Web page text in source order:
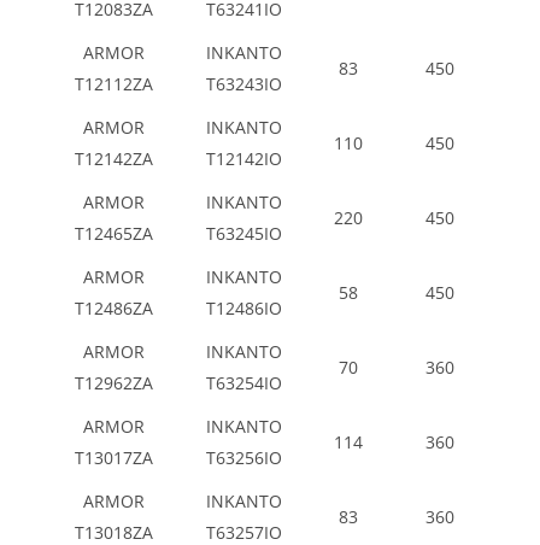
T12083ZA T63241IO
ARMOR
T12112ZA
INKANTO
T63243IO
83 450
ARMOR
T12142ZA
INKANTO
T12142IO
110 450
ARMOR
T12465ZA
INKANTO
T63245IO
220 450
ARMOR
T12486ZA
INKANTO
T12486IO
58 450
ARMOR
T12962ZA
INKANTO
T63254IO
70 360
ARMOR
T13017ZA
INKANTO
T63256IO
114 360
ARMOR
T13018ZA
INKANTO
T63257IO
83 360